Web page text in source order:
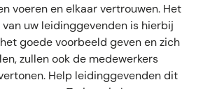
voeren en elkaar vertrouwen. Het
uw leidinggevenden is hierbij
goede voorbeeld geven en zich
zullen ook de medewerkers
Help leidinggevenden dit